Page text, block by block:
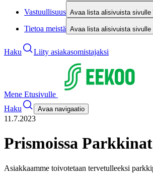
Vastuullisuus Avaa lista alisivuista sivulle
Tietoa meistä Avaa lista alisivuista sivulle
Haku Liity asiakasomistajaksi
Mene Etusivulle
Haku
Avaa navigaatio
11.7.2023
Prismoissa
Asiakkaamme toivotetaan tervetulleeksi